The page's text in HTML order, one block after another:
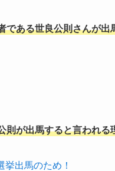
である世良公則さんが出
則が出馬すると言われる
挙出馬のため！